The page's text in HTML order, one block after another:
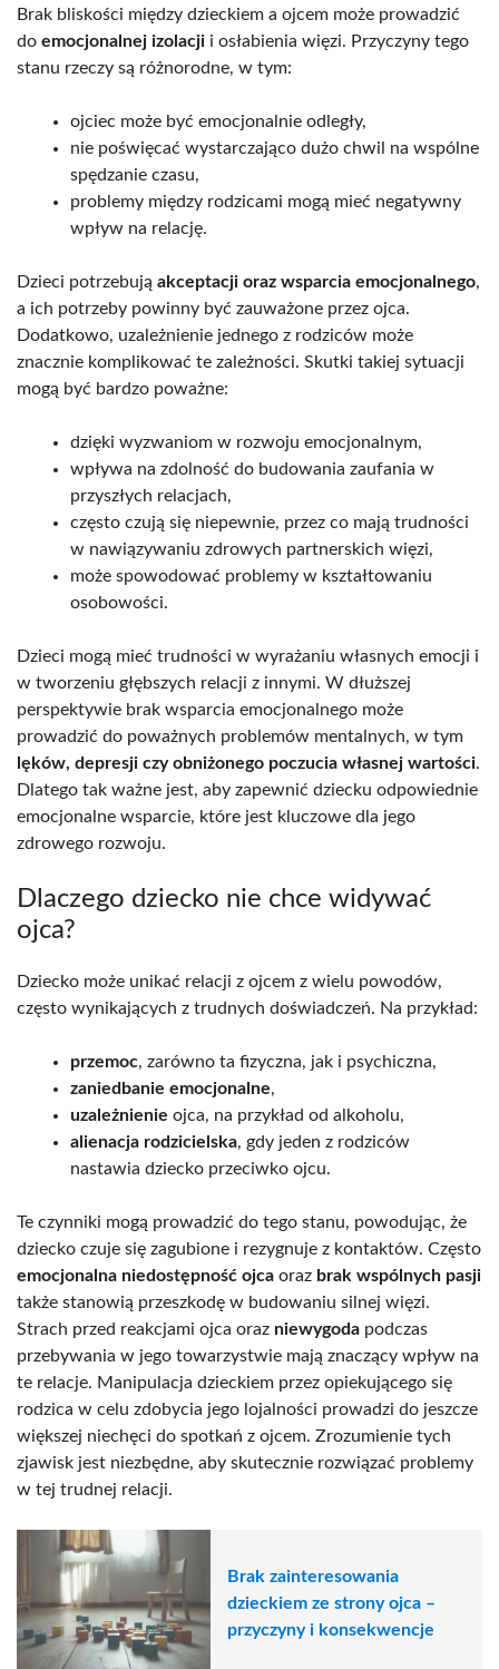
Brak bliskości między dzieckiem a ojcem może prowadzić
do emocjonalnej izolacji i osłabienia więzi. Przyczyny tego
stanu rzeczy są różnorodne, w tym:
ojciec może być emocjonalnie odległy,
nie poświęcać wystarczająco dużo chwil na wspólne
spędzanie czasu,
problemy między rodzicami mogą mieć negatywny
wpływ na relację.
Dzieci potrzebują akceptacji oraz wsparcia emocjonalnego,
a ich potrzeby powinny być zauważone przez ojca.
Dodatkowo, uzależnienie jednego z rodziców może
znacznie komplikować te zależności. Skutki takiej sytuacji
mogą być bardzo poważne:
dzięki wyzwaniom w rozwoju emocjonalnym,
wpływa na zdolność do budowania zaufania w
przyszłych relacjach,
często czują się niepewnie, przez co mają trudności
w nawiązywaniu zdrowych partnerskich więzi,
może spowodować problemy w kształtowaniu
osobowości.
Dzieci mogą mieć trudności w wyrażaniu własnych emocji i
w tworzeniu głębszych relacji z innymi. W dłuższej
perspektywie brak wsparcia emocjonalnego może
prowadzić do poważnych problemów mentalnych, w tym
lęków, depresji czy obniżonego poczucia własnej wartości.
Dlatego tak ważne jest, aby zapewnić dziecku odpowiednie
emocjonalne wsparcie, które jest kluczowe dla jego
zdrowego rozwoju.
Dlaczego dziecko nie chce widywać
ojca?
Dziecko może unikać relacji z ojcem z wielu powodów,
często wynikających z trudnych doświadczeń. Na przykład:
przemoc, zarówno ta fizyczna, jak i psychiczna,
zaniedbanie emocjonalne,
uzależnienie ojca, na przykład od alkoholu,
alienacja rodzicielska, gdy jeden z rodziców
nastawia dziecko przeciwko ojcu.
Te czynniki mogą prowadzić do tego stanu, powodując, że
dziecko czuje się zagubione i rezygnuje z kontaktów. Często
emocjonalna niedostępność ojca oraz brak wspólnych pasji
także stanowią przeszkodę w budowaniu silnej więzi.
Strach przed reakcjami ojca oraz niewygoda podczas
przebywania w jego towarzystwie mają znaczący wpływ na
te relacje. Manipulacja dzieckiem przez opiekującego się
rodzica w celu zdobycia jego lojalności prowadzi do jeszcze
większej niechęci do spotkań z ojcem. Zrozumienie tych
zjawisk jest niezbędne, aby skutecznie rozwiązać problemy
w tej trudnej relacji.
Brak zainteresowania
dzieckiem ze strony ojca –
przyczyny i konsekwencje